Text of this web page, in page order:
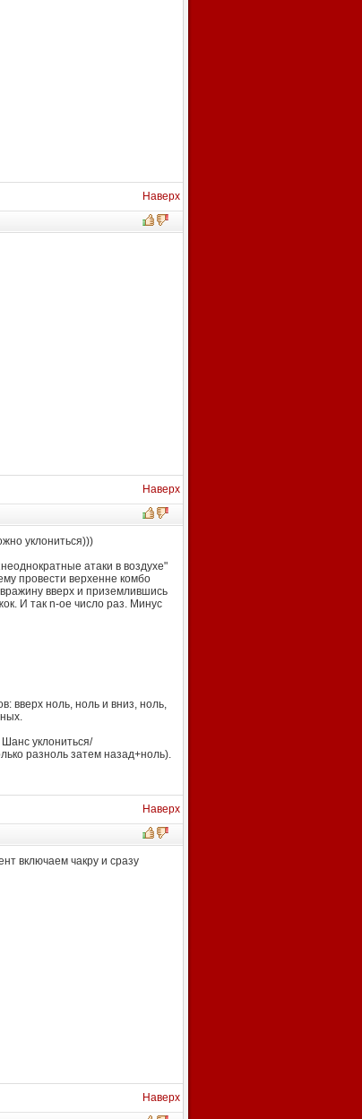
Наверх
Наверх
уклониться)))
атаки в воздухе"
провести верхенне комбо
вверх и приземлившись
И так n-ое число раз. Минус
вверх ноль, ноль и вниз, ноль,
уклониться/
разноль затем назад+ноль).
Наверх
включаем чакру и сразу
Наверх